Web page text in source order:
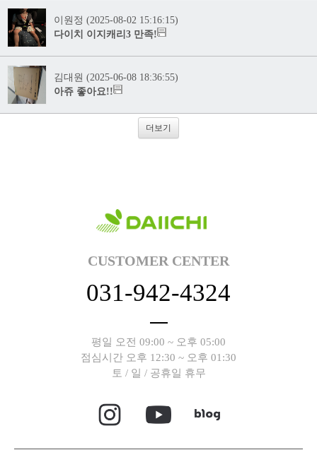
이원정 (2025-08-02 15:16:15)
다이치 이지캐리3 만족!
김대원 (2025-06-08 18:36:55)
아쥬 좋아요!!
더보기
CUSTOMER CENTER
031-942-4324
평일 오전 09:00 ~ 오후 05:00
점심시간 오후 12:30 ~ 오후 01:30
토 / 일 / 공휴일 휴무